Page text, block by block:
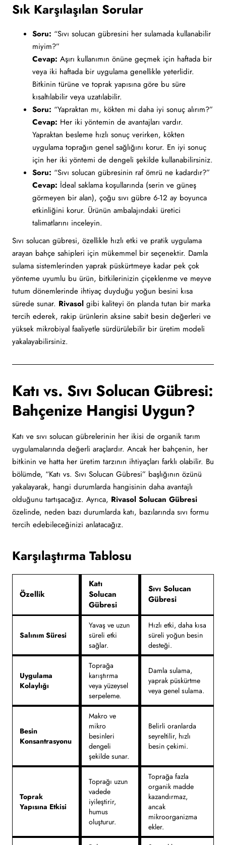
Sık Karşılaşılan Sorular
Soru: “Sıvı solucan gübresini her sulamada kullanabilir
miyim?”
Cevap: Aşırı kullanımın önüne geçmek için haftada bir
veya iki haftada bir uygulama genellikle yeterlidir.
Bitkinin türüne ve toprak yapısına göre bu süre
kısaltılabilir veya uzatılabilir.
Soru: “Yapraktan mı, kökten mi daha iyi sonuç alırım?”
Cevap: Her iki yöntemin de avantajları vardır.
Yapraktan besleme hızlı sonuç verirken, kökten
uygulama toprağın genel sağlığını korur. En iyi sonuç
için her iki yöntemi de dengeli şekilde kullanabilirsiniz.
Soru: “Sıvı solucan gübresinin raf ömrü ne kadardır?”
Cevap: İdeal saklama koşullarında (serin ve güneş
görmeyen bir alan), çoğu sıvı gübre 6-12 ay boyunca
etkinliğini korur. Ürünün ambalajındaki üretici
talimatlarını inceleyin.
Sıvı solucan gübresi, özellikle hızlı etki ve pratik uygulama
arayan bahçe sahipleri için mükemmel bir seçenektir. Damla
sulama sistemlerinden yaprak püskürtmeye kadar pek çok
yönteme uyumlu bu ürün, bitkilerinizin çiçeklenme ve meyve
tutum dönemlerinde ihtiyaç duyduğu yoğun besini kısa
sürede sunar. Rivasol gibi kaliteyi ön planda tutan bir marka
tercih ederek, rakip ürünlerin aksine sabit besin değerleri ve
yüksek mikrobiyal faaliyetle sürdürülebilir bir üretim modeli
yakalayabilirsiniz.
Katı vs. Sıvı Solucan Gübresi:
Bahçenize Hangisi Uygun?
Katı ve sıvı solucan gübrelerinin her ikisi de organik tarım
uygulamalarında değerli araçlardır. Ancak her bahçenin, her
bitkinin ve hatta her üretim tarzının ihtiyaçları farklı olabilir. Bu
bölümde, “Katı vs. Sıvı Solucan Gübresi” başlığının özünü
yakalayarak, hangi durumlarda hangisinin daha avantajlı
olduğunu tartışacağız. Ayrıca, Rivasol Solucan Gübresi
özelinde, neden bazı durumlarda katı, bazılarında sıvı formu
tercih edebileceğinizi anlatacağız.
Karşılaştırma Tablosu
Özellik
Katı
Solucan
Gübresi
Sıvı Solucan
Gübresi
Salınım Süresi
Yavaş ve uzun
süreli etki
sağlar.
Hızlı etki, daha kısa
süreli yoğun besin
desteği.
Uygulama
Kolaylığı
Toprağa
karıştırma
veya yüzeysel
serpeleme.
Damla sulama,
yaprak püskürtme
veya genel sulama.
Besin
Konsantrasyonu
Makro ve
mikro
besinleri
dengeli
şekilde sunar.
Belirli oranlarda
seyreltilir, hızlı
besin çekimi.
Toprak
Yapısına Etkisi
Toprağı uzun
vadede
iyileştirir,
humus
oluşturur.
Toprağa fazla
organik madde
kazandırmaz,
ancak
mikroorganizma
ekler.